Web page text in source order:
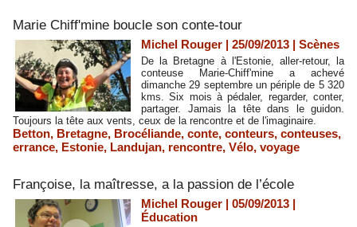
Marie Chiff'mine boucle son conte-tour
Michel Rouger | 25/09/2013 | Scènes
De la Bretagne à l'Estonie, aller-retour, la
conteuse Marie-Chiff'mine a achevé
dimanche 29 septembre un périple de 5 320
kms. Six mois à pédaler, regarder, conter,
partager. Jamais la tête dans le guidon.
Toujours la tête aux vents, ceux de la rencontre et de l'imaginaire.
Betton, Bretagne, Brocéliande, conte, conteurs, conteuses,
errance, Estonie, Landujan, rencontre, Vélo, voyage
Françoise, la maîtresse, a la passion de l’école
Michel Rouger | 05/09/2013 |
Éducation